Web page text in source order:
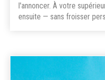
l'annoncer. À votre
ensuite — sans froisser